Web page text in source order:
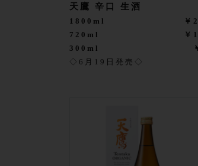
天鷹 辛口 生酒
1800ml
￥
720ml
￥
300ml
◇6月19日発売◇